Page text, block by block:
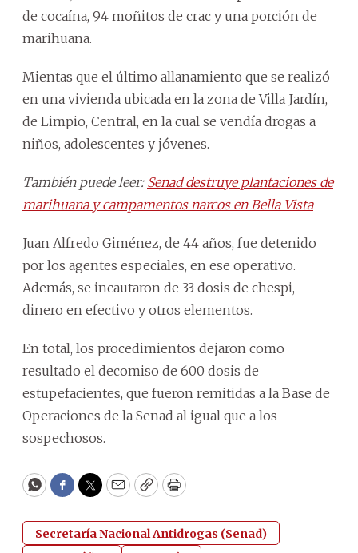
de cocaína, 94 moñitos de crac y una porción de
marihuana.
Mientas que el último allanamiento que se realizó
en una vivienda ubicada en la zona de Villa Jardín,
de Limpio, Central, en la cual se vendía drogas a
niños, adolescentes y jóvenes.
También puede leer: Senad destruye plantaciones de
marihuana y campamentos narcos en Bella Vista
Juan Alfredo Giménez, de 44 años, fue detenido
por los agentes especiales, en ese operativo.
Además, se incautaron de 33 dosis de chespi,
dinero en efectivo y otros elementos.
En total, los procedimientos dejaron como
resultado el decomiso de 600 dosis de
estupefacientes, que fueron remitidas a la Base de
Operaciones de la Senad al igual que a los
sospechosos.
WhatsApp
Facebook
Twitter
EmailCopyPrint
Secretaría Nacional Antidrogas (Senad)